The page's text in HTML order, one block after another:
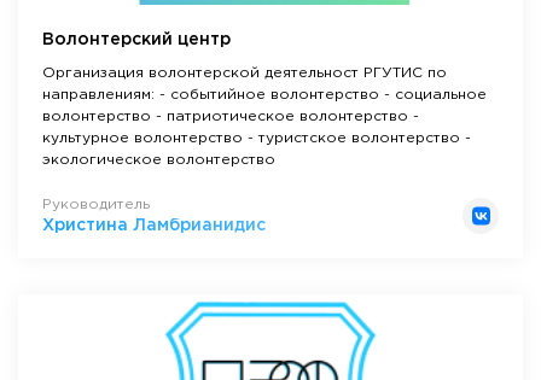
Волонтерский центр
Организация волонтерской деятельност РГУТИС по
направлениям: - событийное волонтерство - социальное
волонтерство - патриотическое волонтерство -
культурное волонтерство - туристское волонтерство -
экологическое волонтерство
Руководитель
Христина Ламбрианидис